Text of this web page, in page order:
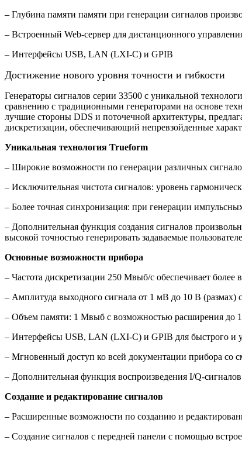
– Глубина памяти памяти при генерации сигналов
– Встроенный Web-сервер для дистанционного
– Интерфейсы USB, LAN (LXI-C) и GPIB
Достижение нового уровня точности и гибкости
Генераторы сигналов серии 33500 с уникальной
сравнению с традиционными генераторами на основе
лучшие стороны DDS и поточечной архитектуры,
дискретизации, обеспечивающий непревзойденные
Уникальная технология Trueform
– Широкие возможности по генерации различных
– Исключительная чистота сигналов: уровень
– Более точная синхронизация: при генерации
– Дополнительная функция создания сигналов
высокой точностью генерировать задаваемые
Основные возможности прибора
– Частота дискретизации 250 Мвыб/с обеспечивает
– Амплитуда выходного сигнала от 1 мВ до 10 В (размах)
– Объем памяти: 1 Мвыб с возможностью расширения до
– Интерфейсы USB, LAN (LXI-C) и GPIB для быстрого и
– Мгновенный доступ ко всей документации прибора со
– Дополнительная функция воспроизведения I/Q-сигналов
Создание и редактирование сигналов
– Расширенные возможности по созданию и
– Создание сигналов с передней панели с помощью